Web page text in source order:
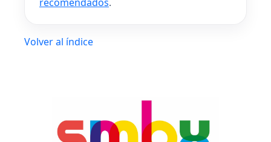
Volver al índice